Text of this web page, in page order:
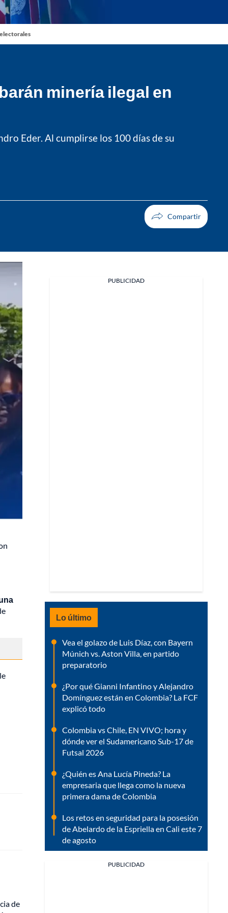
minería ilegal en
Eder. Al cumplirse los 100 días de su
de
PUBLICIDAD
Lo último
Vea el golazo de Luis Díaz, con Bayern
Múnich vs. Aston Villa, en partido
preparatorio
¿Por qué Gianni Infantino y Alejandro
Domínguez están en Colombia? La FCF
explicó todo
Colombia vs Chile, EN VIVO; hora y
dónde ver el Sudamericano Sub-17 de
Futsal 2026
¿Quién es Ana Lucía Pineda? La
empresaria que llega como la nueva
primera dama de Colombia
Los retos en seguridad para la posesión
de Abelardo de la Espriella en Cali este 7
de agosto
PUBLICIDAD